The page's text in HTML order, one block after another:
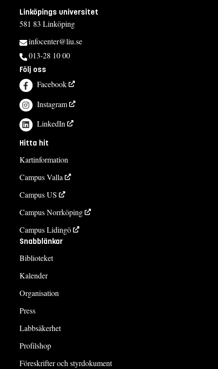
Linköpings universitet
581 83 Linköping
infocenter@liu.se
013-28 10 00
Följ oss
Facebook
Instagram
LinkedIn
Hitta hit
Kartinformation
Campus Valla
Campus US
Campus Norrköping
Campus Lidingö
Snabblänkar
Biblioteket
Kalender
Organisation
Press
Labbsäkerhet
Profilshop
Föreskrifter och styrdokument